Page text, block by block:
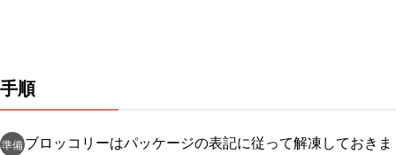
手順
準備 ブロッコリーはパッケージの表記に従って解凍しておきま